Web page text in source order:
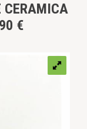
CERAMICA
€